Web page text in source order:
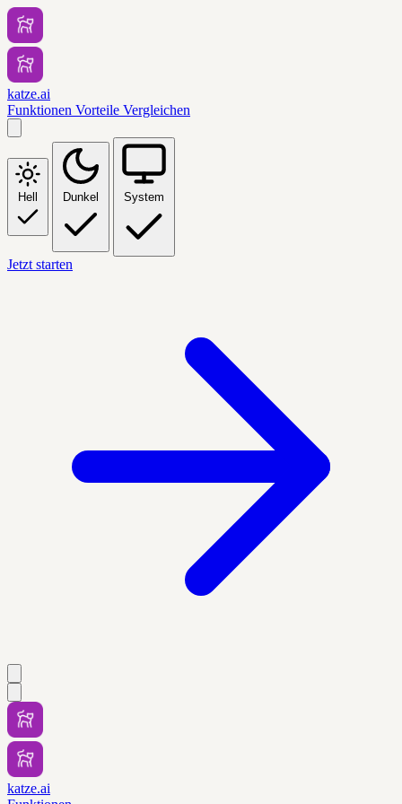
katze.ai
Funktionen Vorteile Vergleichen
Hell Dunkel System
Jetzt starten
katze.ai